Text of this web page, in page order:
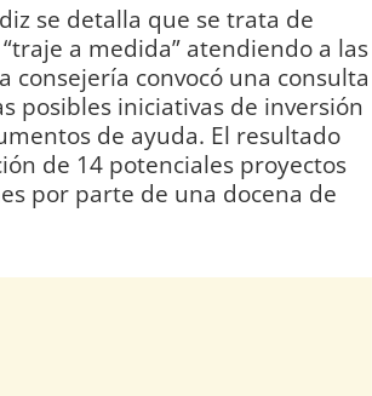
se detalla que se trata de
a medida” atendiendo a las
consejería convocó una consulta
posibles iniciativas de inversión
de ayuda. El resultado
de 14 potenciales proyectos
por parte de una docena de